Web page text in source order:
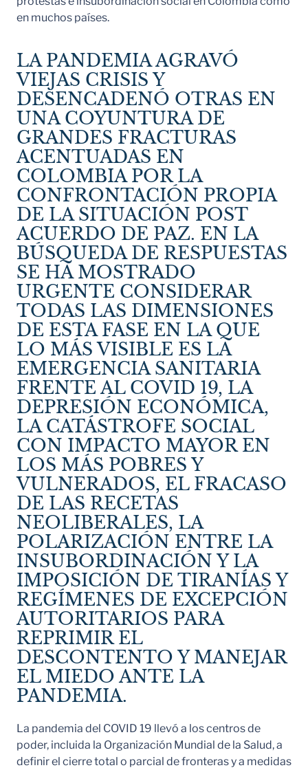
en muchos países.
LA PANDEMIA AGRAVÓ
VIEJAS CRISIS Y
DESENCADENÓ OTRAS EN
UNA COYUNTURA DE
GRANDES FRACTURAS
ACENTUADAS EN
COLOMBIA POR LA
CONFRONTACIÓN PROPIA
DE LA SITUACIÓN POST
ACUERDO DE PAZ. EN LA
BÚSQUEDA DE RESPUESTAS
SE HA MOSTRADO
URGENTE CONSIDERAR
TODAS LAS DIMENSIONES
DE ESTA FASE EN LA QUE
LO MÁS VISIBLE ES LA
EMERGENCIA SANITARIA
FRENTE AL COVID 19, LA
DEPRESIÓN ECONÓMICA,
LA CATÁSTROFE SOCIAL
CON IMPACTO MAYOR EN
LOS MÁS POBRES Y
VULNERADOS, EL FRACASO
DE LAS RECETAS
NEOLIBERALES, LA
POLARIZACIÓN ENTRE LA
INSUBORDINACIÓN Y LA
IMPOSICIÓN DE TIRANÍAS Y
REGÍMENES DE EXCEPCIÓN
AUTORITARIOS PARA
REPRIMIR EL
DESCONTENTO Y MANEJAR
EL MIEDO ANTE LA
PANDEMIA.
La pandemia del COVID 19 llevó a los centros de
poder, incluida la Organización Mundial de la Salud, a
definir el cierre total o parcial de fronteras y a medidas